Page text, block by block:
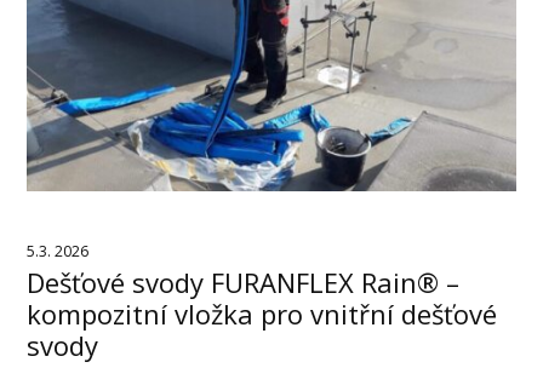
5.3. 2026
Dešťové svody FURANFLEX Rain® –
kompozitní vložka pro vnitřní dešťové
svody